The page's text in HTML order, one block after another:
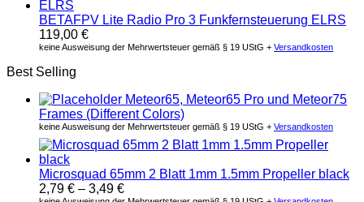
BETAFPV Lite Radio Pro 3 Funkfernsteuerung ELRS
119,00 €
keine Ausweisung der Mehrwertsteuer gemäß § 19 UStG + Versandkosten
Best Selling
Meteor65, Meteor65 Pro und Meteor75
Frames (Different Colors)
keine Ausweisung der Mehrwertsteuer gemäß § 19 UStG + Versandkosten
Microsquad 65mm 2 Blatt 1mm 1.5mm Propeller black
2,79 € – 3,49 €